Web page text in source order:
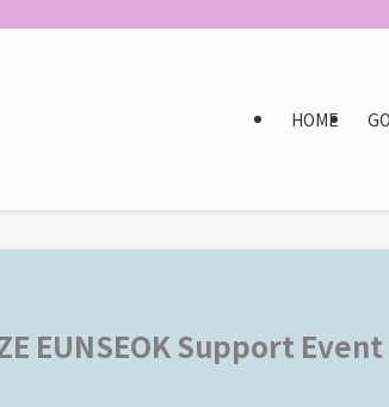
HOME
Support Event